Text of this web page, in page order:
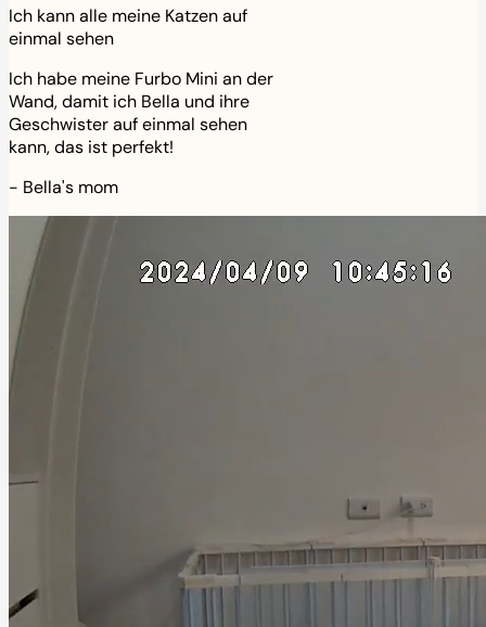
Ich kann alle meine Katzen auf
einmal sehen
Ich habe meine Furbo Mini an der
Wand, damit ich Bella und ihre
Geschwister auf einmal sehen
kann, das ist perfekt!
- Bella's mom